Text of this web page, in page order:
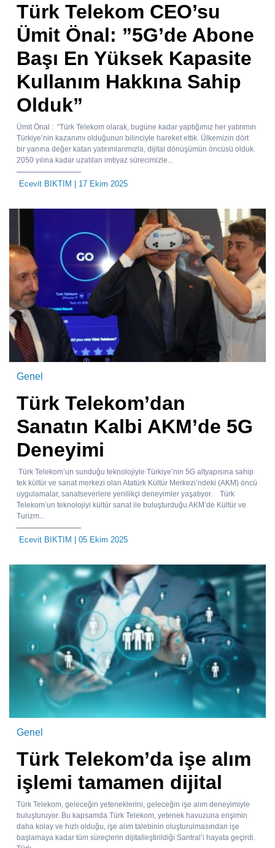
Türk Telekom CEO’su
Ümit Önal: ”5G’de Abone
Başı En Yüksek Kapasite
Kullanım Hakkına Sahip
Olduk”
Ümit Önal : “Türk Telekom olarak, bugüne kadar yaptığımız her yatırımın
Türkiye’nin kazanımı olduğunun bilinciyle hareket ettik. Ülkemizin dört
bir yanına değer katan yatırımlarımızla, dijital dönüşümün öncüsü olduk.
2050 yılına kadar uzatılan imtiyaz sürecimizle...
Ecevit BIKTIM | 17 Ekim 2025
Genel
Türk Telekom’dan
Sanatın Kalbi AKM’de 5G
Deneyimi
Türk Telekom’un sunduğu teknolojiyle Türkiye’nin 5G altyapısına sahip
tek kültür ve sanat merkezi olan Atatürk Kültür Merkezi’ndeki (AKM) öncü
uygulamalar, sanatseverlere yenilikçi deneyimler yaşatıyor. Türk
Telekom’un teknolojiyi kültür sanat ile buluşturduğu AKM’de Kültür ve
Turizm...
Ecevit BIKTIM | 05 Ekim 2025
Genel
Türk Telekom’da işe alım
işlemi tamamen dijital
Türk Telekom, geleceğin yeteneklerini, geleceğin işe alım deneyimiyle
buluşturuyor. Bu kapsamda Türk Telekom, yetenek havuzuna erişimin
daha kolay ve hızlı olduğu, işe alım talebinin oluşturulmasından işe
başlamaya kadar tüm süreçlerin dijitalleştirildiği Santral’i hayata geçirdi.